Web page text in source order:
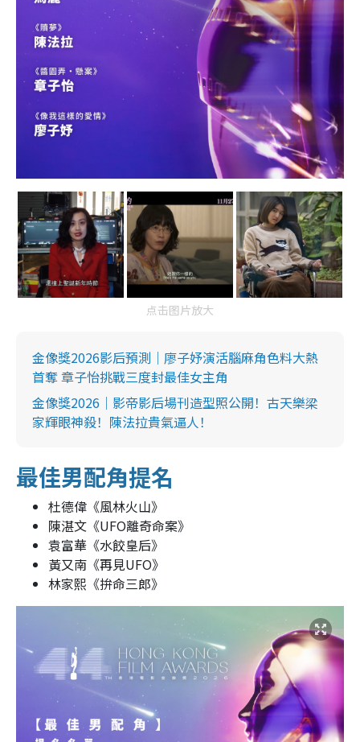
点击图片放大
金像獎2026影后預測｜廖子妤演活腦麻角色料大熱
首奪 章子怡挑戰三度封最佳女主角
金像獎2026｜影帝影后場刊造型照公開！古天樂梁
家輝眼神殺！陳法拉貴氣逼人！
最佳男配角提名
杜德偉《風林火山》
陳湛文《UFO離奇命案》
袁富華《水餃皇后》
黃又南《再見UFO》
林家熙《拚命三郎》